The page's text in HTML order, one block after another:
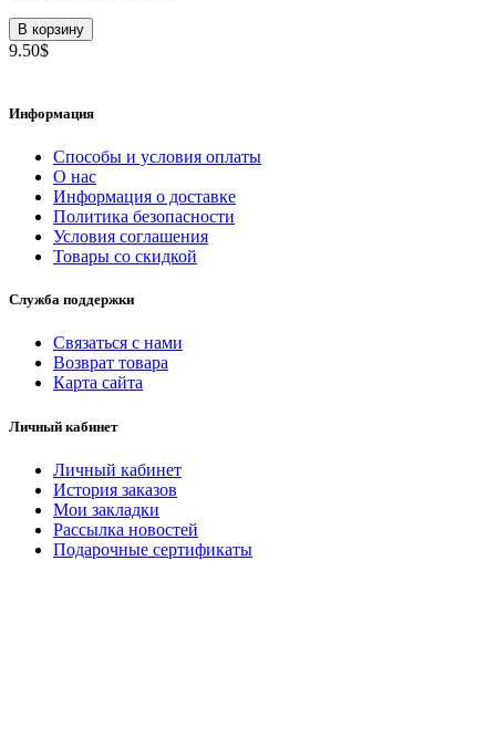
В корзину
9.50$
Информация
Способы и условия оплаты
О нас
Информация о доставке
Политика безопасности
Условия соглашения
Товары со скидкой
Служба поддержки
Связаться с нами
Возврат товара
Карта сайта
Личный кабинет
Личный кабинет
История заказов
Мои закладки
Рассылка новостей
Подарочные сертификаты